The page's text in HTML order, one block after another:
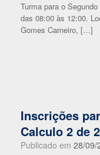
Turma para o
das 08:00 às 12:00.
Gomes Carneiro, […]
Inscrições
Calculo 2 de
Publicado em 28/09/